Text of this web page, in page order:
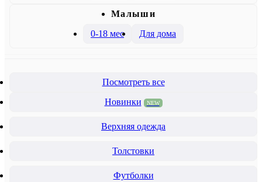
Малыши
0-18 мес
Для дома
Посмотреть все
Новинки
NEW
Верхняя одежда
Толстовки
Футболки